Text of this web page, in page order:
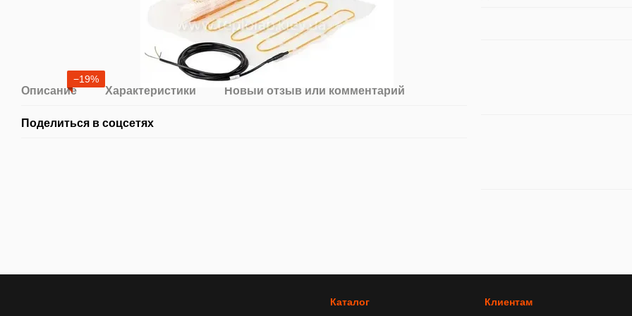
−19%
Описание Характеристики Новый отзыв или комментарий
Поделиться в соцсетях
Каталог Клиентам